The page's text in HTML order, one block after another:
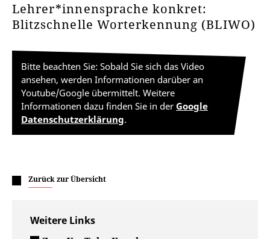
Lehrer*innensprache konkret:
Blitzschnelle Worterkennung (BLIWO)
Bitte beachten Sie: Sobald Sie sich das Video
ansehen, werden Informationen darüber an
Youtube/Google übermittelt. Weitere
Informationen dazu finden Sie in der Google
Datenschutzerklärung.
Zurück zur Übersicht
Weitere Links